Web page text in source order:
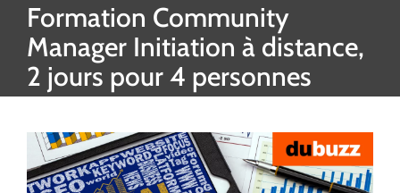
Formation Community
Manager Initiation à distance,
2 jours pour 4 personnes